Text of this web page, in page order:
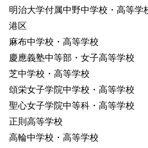
明治大学付属中野中学校・高等学
港区
麻布中学校・高等学校
慶應義塾中等部・女子高等学校
芝中学校・高等学校
頌栄女子学院中学校・高等学校
聖心女子学院中等科・高等学校
正則高等学校
高輪中学校・高等学校